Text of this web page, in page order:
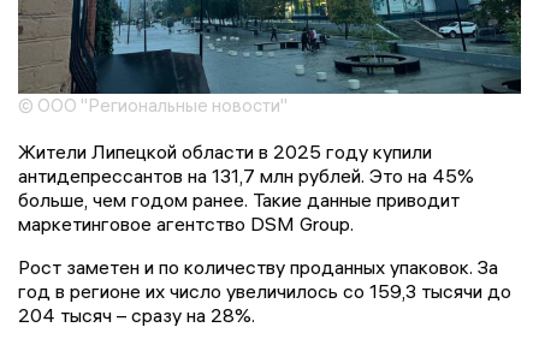
© ООО "Региональные новости"
Жители Липецкой области в 2025 году купили
антидепрессантов на 131,7 млн рублей. Это на 45%
больше, чем годом ранее. Такие данные приводит
маркетинговое агентство DSM Group.
Рост заметен и по количеству проданных упаковок. За
год в регионе их число увеличилось со 159,3 тысячи до
204 тысяч – сразу на 28%.